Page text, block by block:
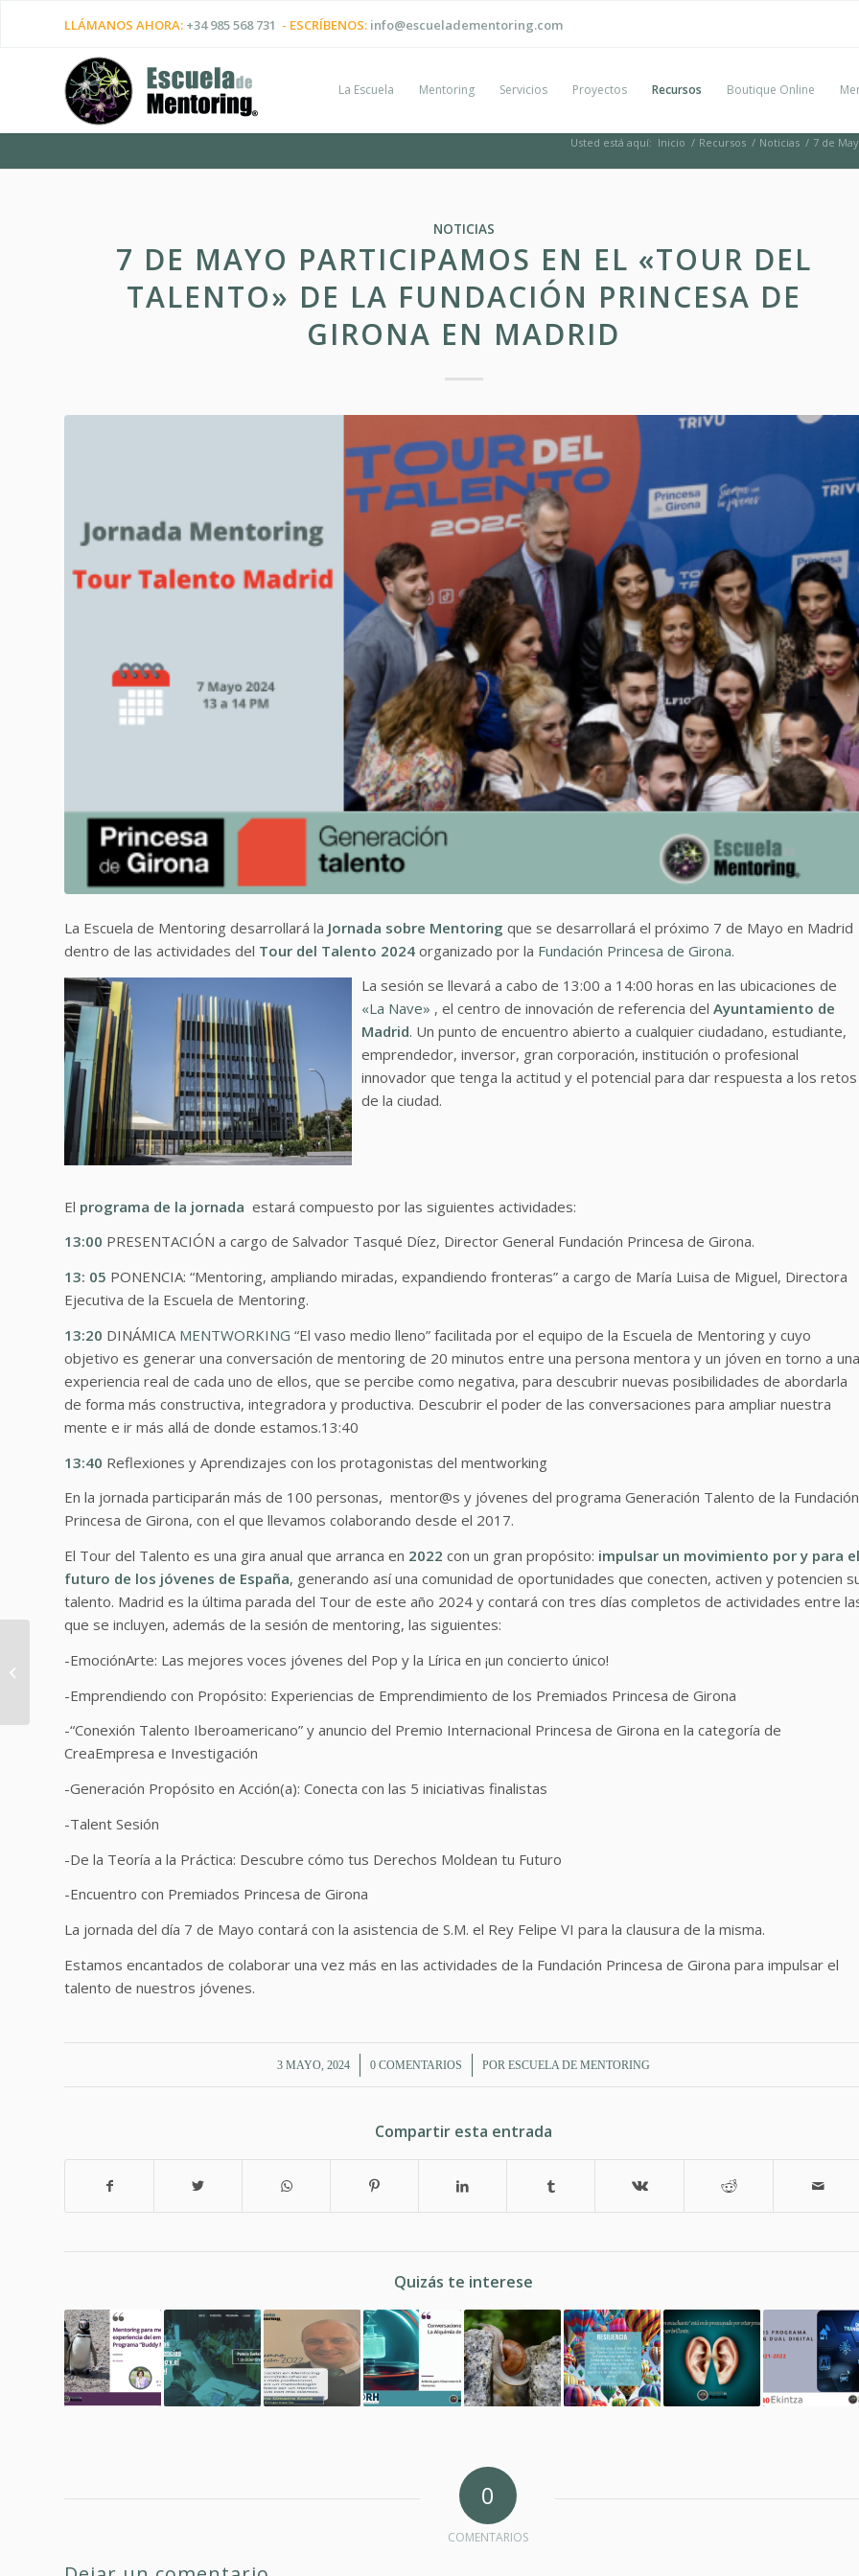
LLÁMANOS AHORA: +34 985 568 731 - ESCRÍBENOS: info@escueladementoring.com
La Escuela Mentoring Servicios Proyectos Recursos Boutique Online
Usted está aquí: Inicio / Recursos / Noticias / 7 de
NOTICIAS
7 DE MAYO PARTICIPAMOS EN EL «TOUR DEL
TALENTO» DE LA FUNDACIÓN PRINCESA DE
GIRONA EN MADRID
La Escuela de Mentoring desarrollará la Jornada sobre Mentoring que se desarrollará el próximo 7 de Mayo en Madrid
dentro de las actividades del Tour del Talento 2024 organizado por la Fundación Princesa de Girona.
La sesión se llevará a cabo de 13:00 a 14:00 horas en las ubicaciones de
«La Nave» , el centro de innovación de referencia del Ayuntamiento de
Madrid. Un punto de encuentro abierto a cualquier ciudadano, estudiante,
emprendedor, inversor, gran corporación, institución o profesional
innovador que tenga la actitud y el potencial para dar respuesta a los retos
de la ciudad.
El programa de la jornada estará compuesto por las siguientes actividades:
13:00 PRESENTACIÓN a cargo de Salvador Tasqué Díez, Director General Fundación Princesa de Girona.
13: 05 PONENCIA: “Mentoring, ampliando miradas, expandiendo fronteras” a cargo de María Luisa de Miguel, Directora
Ejecutiva de la Escuela de Mentoring.
13:20 DINÁMICA MENTWORKING “El vaso medio lleno” facilitada por el equipo de la Escuela de Mentoring y cuyo
objetivo es generar una conversación de mentoring de 20 minutos entre una persona mentora y un jóven en torno a una
experiencia real de cada uno de ellos, que se percibe como negativa, para descubrir nuevas posibilidades de abordarla
de forma más constructiva, integradora y productiva. Descubrir el poder de las conversaciones para ampliar nuestra
mente e ir más allá de donde estamos.13:40
13:40 Reflexiones y Aprendizajes con los protagonistas del mentworking
En la jornada participarán más de 100 personas, mentor@s y jóvenes del programa Generación Talento de la Fundación
Princesa de Girona, con el que llevamos colaborando desde el 2017.
El Tour del Talento es una gira anual que arranca en 2022 con un gran propósito: impulsar un movimiento por y para el
futuro de los jóvenes de España, generando así una comunidad de oportunidades que conecten, activen y potencien
talento. Madrid es la última parada del Tour de este año 2024 y contará con tres días completos de actividades entre
que se incluyen, además de la sesión de mentoring, las siguientes:
-EmociónArte: Las mejores voces jóvenes del Pop y la Lírica en ¡un concierto único!
-Emprendiendo con Propósito: Experiencias de Emprendimiento de los Premiados Princesa de Girona
-“Conexión Talento Iberoamericano” y anuncio del Premio Internacional Princesa de Girona en la categoría de
CreaEmpresa e Investigación
-Generación Propósito en Acción(a): Conecta con las 5 iniciativas finalistas
-Talent Sesión
-De la Teoría a la Práctica: Descubre cómo tus Derechos Moldean tu Futuro
-Encuentro con Premiados Princesa de Girona
La jornada del día 7 de Mayo contará con la asistencia de S.M. el Rey Felipe VI para la clausura de la misma.
Estamos encantados de colaborar una vez más en las actividades de la Fundación Princesa de Girona para impulsar el
talento de nuestros jóvenes.
3 MAYO, 2024
/ 0 COMENTARIOS
/ PORESCUELA DE MENTORING
Compartir esta entrada
Quizás te interese
0
COMENTARIOS
Conferencia
miradas, expandiendo
fronteras”...